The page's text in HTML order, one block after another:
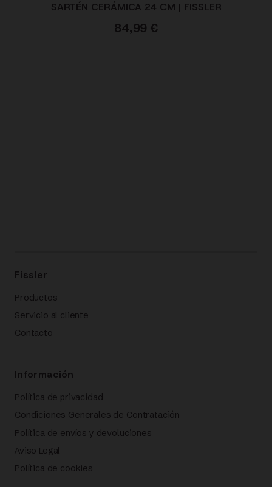
SARTÉN CERÁMICA 24 CM | FISSLER
84,99 €
Fissler
Productos
Servicio al cliente
Contacto
Información
Política de privacidad
Condiciones Generales de Contratación
Política de envíos y devoluciones
Aviso Legal
Política de cookies